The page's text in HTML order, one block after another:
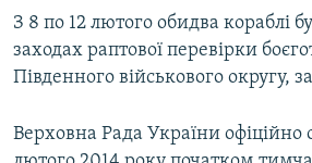
З 8 по 12 лютого обидва кораблі
заходах раптової перевірки
Південного військового округу,
Верховна Рада України офіційно